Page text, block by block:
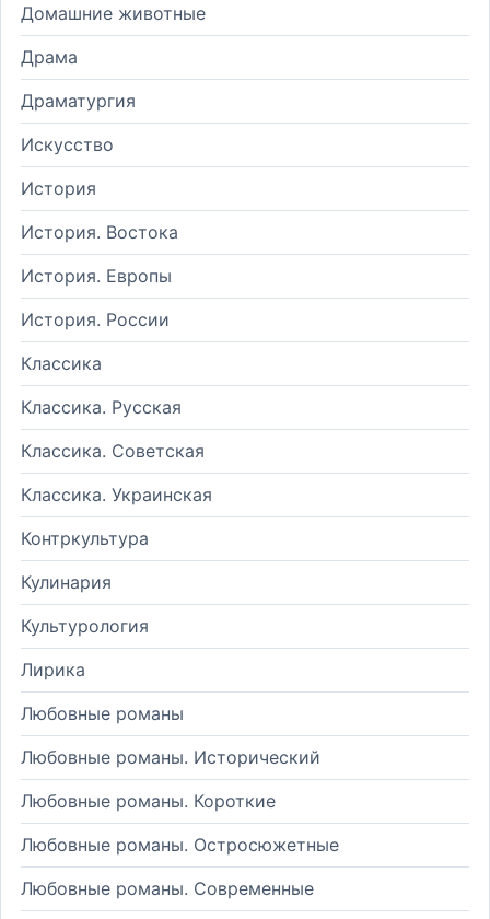
Домашние животные
Драма
Драматургия
Искусство
История
История. Востока
История. Европы
История. России
Классика
Классика. Русская
Классика. Советская
Классика. Украинская
Контркультура
Кулинария
Культурология
Лирика
Любовные романы
Любовные романы. Исторический
Любовные романы. Короткие
Любовные романы. Остросюжетные
Любовные романы. Современные